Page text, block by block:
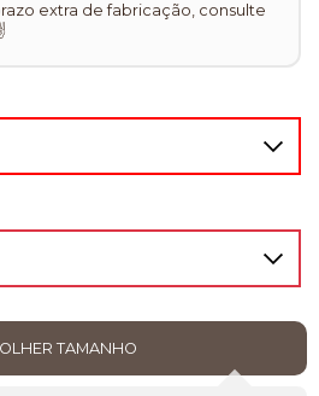
extra de fabricação, consulte